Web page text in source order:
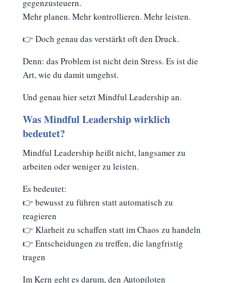
gegenzusteuern.
Mehr planen. Mehr kontrollieren. Mehr leisten.
👉 Doch genau das verstärkt oft den Druck.
Denn: das Problem ist nicht dein Stress. Es ist die
Art, wie du damit umgehst.
Und genau hier setzt Mindful Leadership an.
Was Mindful Leadership wirklich
bedeutet?
Mindful Leadership heißt nicht, langsamer zu
arbeiten oder weniger zu leisten.
Es bedeutet:
👉 bewusst zu führen statt automatisch zu
reagieren
👉 Klarheit zu schaffen statt im Chaos zu handeln
👉 Entscheidungen zu treffen, die langfristig
tragen
Im Kern geht es darum, den Autopiloten